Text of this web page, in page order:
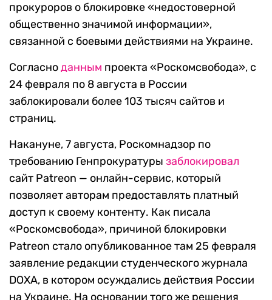
прокуроров о блокировке «недостоверной
общественно значимой информации»,
связанной с боевыми действиями на Украине.
Согласноданным проекта «Роскомсвобода», с
24 февраля по 8 августа в России
заблокировали более 103 тысяч сайтов и
страниц.
Накануне, 7 августа, Роскомнадзор по
требованию Генпрокуратуры заблокировал
сайт Patreon — онлайн-сервис, который
позволяет авторам предоставлять платный
доступ к своему контенту. Как писала
«Роскомсвобода», причиной блокировки
Patreon стало опубликованное там 25 февраля
заявление редакции студенческого журнала
DOXA, в котором осуждались действия России
на Украине. На основании того же решения